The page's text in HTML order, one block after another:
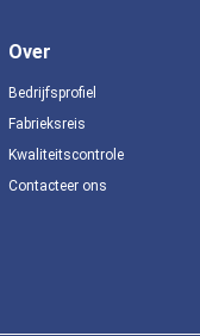
Over
Bedrijfsprofiel
Fabrieksreis
Kwaliteitscontrole
Contacteer ons